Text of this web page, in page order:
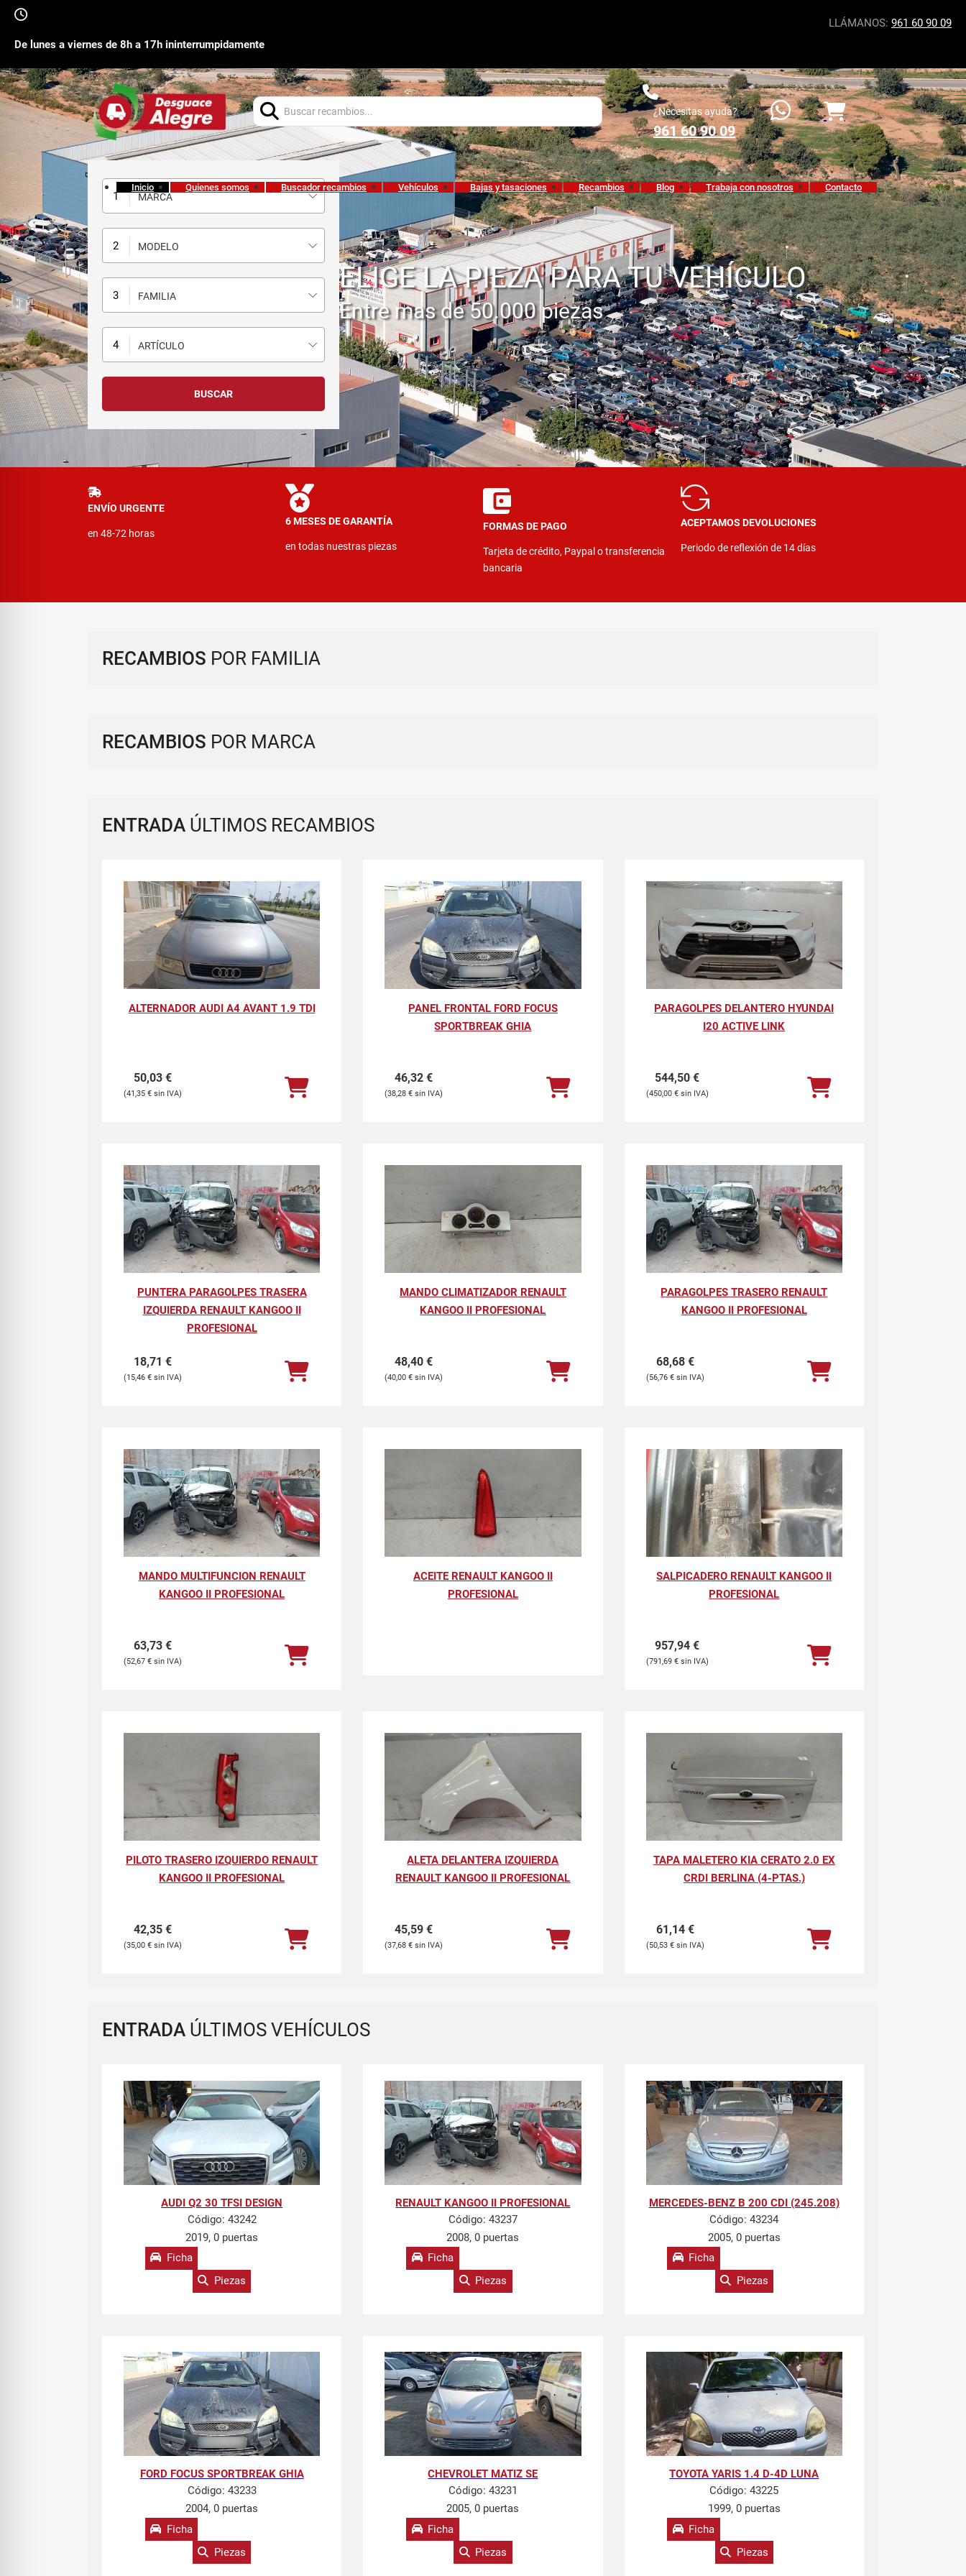
De lunes a viernes de 8h a 17h ininterrumpidamente
LLÁMANOS: 961 60 90 09
Buscar:
¿Necesitas ayuda?
961 60 90 09
Inicio Quienes somos Buscador recambios Vehículos Bajas y tasaciones Recambios Blog Trabaja con nosotros Contacto
MARCA
MODELO
FAMILIA
ARTÍCULO
ELIGE LA PIEZA PARA TU VEHÍCULO
Entre mas de 50.000 piezas
ENVÍO URGENTE
en 48-72 horas
6 MESES DE GARANTÍA
en todas nuestras piezas
FORMAS DE PAGO
Tarjeta de crédito, Paypal o transferencia
bancaria
ACEPTAMOS DEVOLUCIONES
Periodo de reflexión de 14 días
RECAMBIOS POR FAMILIA
RECAMBIOS POR MARCA
ENTRADA ÚLTIMOS RECAMBIOS
ALTERNADOR AUDI A4 AVANT 1.9 TDI
50,03 €
41,35 €
PANEL FRONTAL FORD FOCUS
SPORTBREAK GHIA
46,32€
38,28€
PARAGOLPES DELANTERO HYUNDAI
I20 ACTIVE LINK
544,50€
450,00 €
PUNTERA PARAGOLPES TRASERA
IZQUIERDA RENAULT KANGOO II
PROFESIONAL
18,71 €
15,46 €
MANDO CLIMATIZADOR RENAULT
KANGOO II PROFESIONAL
48,40€
40,00€
PARAGOLPES TRASERO RENAULT
KANGOO II PROFESIONAL
68,68 €
56,76 €
MANDO MULTIFUNCION RENAULT
KANGOO II PROFESIONAL
63,73 €
52,67 €
ACEITE RENAULT KANGOO II
PROFESIONAL
SALPICADERO RENAULT KANGOO II
PROFESIONAL
957,94€
791,69 €
PILOTO TRASERO IZQUIERDO RENAULT
KANGOO II PROFESIONAL
42,35 €
35,00 €
ALETA DELANTERA IZQUIERDA
RENAULT KANGOO II PROFESIONAL
45,59€
37,68€
TAPA MALETERO KIA CERATO 2.0 EX
CRDI BERLINA (4-PTAS.)
61,14 €
50,53 €
ENTRADA ÚLTIMOS VEHÍCULOS
AUDI Q2 30 TFSI DESIGN
Código: 43242
2019, 0 puertas
Ficha
Piezas
RENAULT KANGOO II PROFESIONAL
Código: 43237
2008, 0 puertas
Ficha
Piezas
MERCEDES-BENZ B 200 CDI (245.208)
Código:43234
2005, 0 puertas
Ficha
Piezas
FORD FOCUS SPORTBREAK GHIA
Código: 43233
2004, 0 puertas
Ficha
Piezas
CHEVROLET MATIZ SE
Código: 43231
2005, 0 puertas
Ficha
Piezas
TOYOTA YARIS 1.4 D-4D LUNA
Código:43225
1999, 0 puertas
Ficha
Piezas